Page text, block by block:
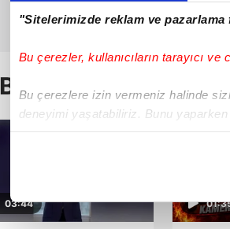
"Sitelerimizde reklam ve
Bu çerezler, kullanıcıların tarayıcı ve
Bu çerezlere izin vermeniz halinde
deneyimi yaşatabiliriz. Bunu
Bunlar da Var
03:44